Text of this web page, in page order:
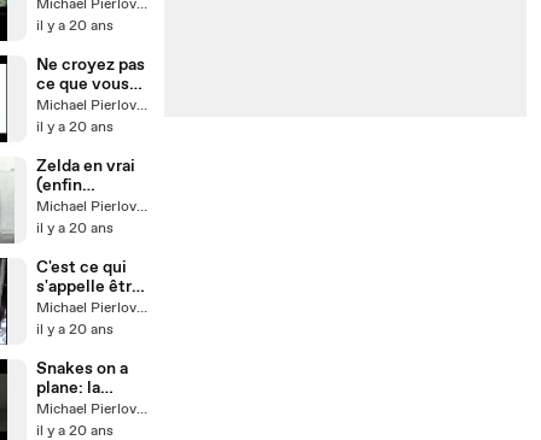
Michael Pierlovisi
il y a 20 ans
Ne croyez pas
ce que vous
voyez !
Michael Pierlovisi
il y a 20 ans
Zelda en vrai
(enfin
presque)
Michael Pierlovisi
il y a 20 ans
C'est ce qui
s'appelle être
hystérique
Michael Pierlovisi
il y a 20 ans
Snakes on a
plane: la
daube de
l'année
Michael Pierlovisi
il y a 20 ans